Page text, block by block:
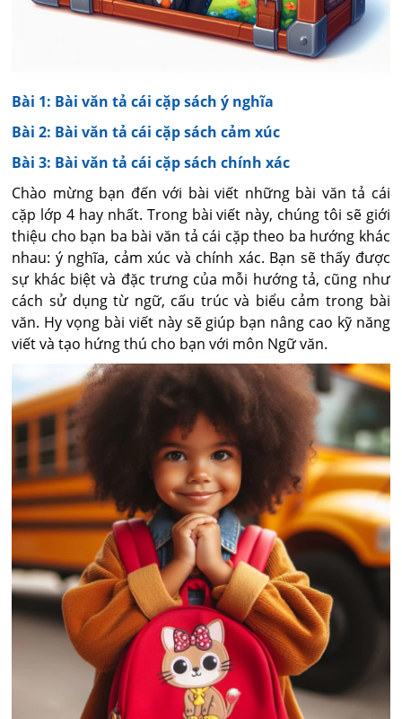
Bài 1: Bài văn tả cái cặp sách ý nghĩa
Bài 2: Bài văn tả cái cặp sách cảm xúc
Bài 3: Bài văn tả cái cặp sách chính xác
Chào mừng bạn đến với bài viết những bài văn tả cái
cặp lớp 4 hay nhất. Trong bài viết này, chúng tôi sẽ giới
thiệu cho bạn ba bài văn tả cái cặp theo ba hướng khác
nhau: ý nghĩa, cảm xúc và chính xác. Bạn sẽ thấy được
sự khác biệt và đặc trưng của mỗi hướng tả, cũng như
cách sử dụng từ ngữ, cấu trúc và biểu cảm trong bài
văn. Hy vọng bài viết này sẽ giúp bạn nâng cao kỹ năng
viết và tạo hứng thú cho bạn với môn Ngữ văn.